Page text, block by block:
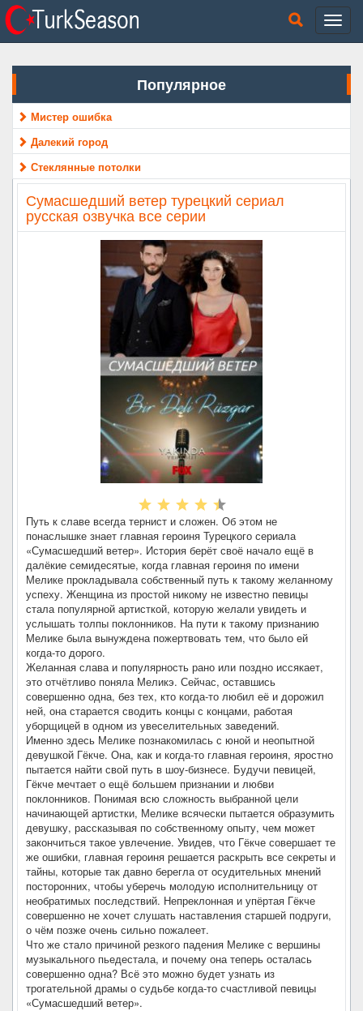
Популярное
Мистер ошибка
Далекий город
Стеклянные потолки
Сумасшедший ветер турецкий сериал
русская озвучка все серии
Путь к славе всегда тернист и сложен. Об этом не
понаслышке знает главная героиня Турецкого сериала
«Сумасшедший ветер». История берёт своё начало ещё в
далёкие семидесятые, когда главная героиня по имени
Мелике прокладывала собственный путь к такому желанному
успеху. Женщина из простой никому не известно певицы
стала популярной артисткой, которую желали увидеть и
услышать толпы поклонников. На пути к такому признанию
Мелике была вынуждена пожертвовать тем, что было ей
когда-то дорого.
Желанная слава и популярность рано или поздно иссякает,
это отчётливо поняла Меликэ. Сейчас, оставшись
совершенно одна, без тех, кто когда-то любил её и дорожил
ней, она старается сводить концы с концами, работая
уборщицей в одном из увеселительных заведений.
Именно здесь Мелике познакомилась с юной и неопытной
девушкой Гёкче. Она, как и когда-то главная героиня, яростно
пытается найти свой путь в шоу-бизнесе. Будучи певицей,
Гёкче мечтает о ещё большем признании и любви
поклонников. Понимая всю сложность выбранной цели
начинающей артистки, Мелике всячески пытается образумить
девушку, рассказывая по собственному опыту, чем может
закончиться такое увлечение. Увидев, что Гёкче совершает те
же ошибки, главная героиня решается раскрыть все секреты и
тайны, которые так давно берегла от осудительных мнений
посторонних, чтобы уберечь молодую исполнительницу от
необратимых последствий. Непреклонная и упёртая Гёкче
совершенно не хочет слушать наставления старшей подруги,
о чём позже очень сильно пожалеет.
Что же стало причиной резкого падения Мелике с вершины
музыкального пьедестала, и почему она теперь осталась
совершенно одна? Всё это можно будет узнать из
трогательной драмы о судьбе когда-то счастливой певицы
«Сумасшедший ветер».